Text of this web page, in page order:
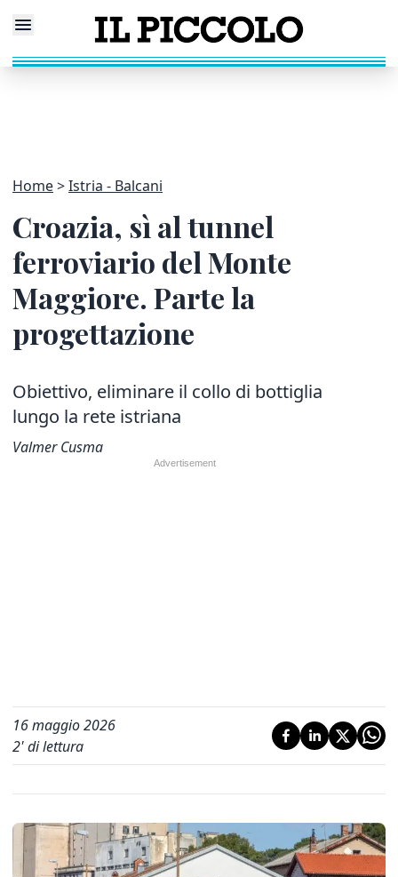
Home Istria - Balcani
Croazia, sì al tunnel
ferroviario del Monte
Maggiore. Parte la
progettazione
Obiettivo, eliminare il collo di bottiglia
lungo la rete istriana
Valmer Cusma
16 maggio 2026
2' di lettura